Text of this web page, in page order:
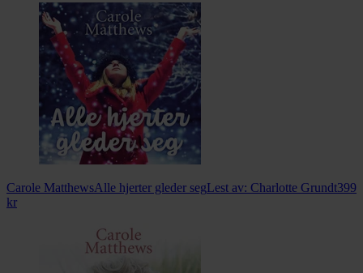
Carole MatthewsAlle hjerter gleder segLest av: Charlotte Grundt399
kr